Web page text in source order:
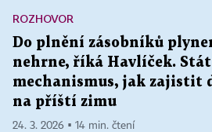
ROZHOVOR
Do plnění zásobníků
nehrne, říká Havlíček.
mechanismus, jak zajistit
na příští zimu
24. 3. 2026 ▪ 14 min. čtení